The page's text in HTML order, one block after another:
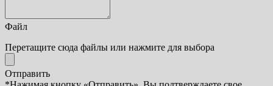
Файл
Перетащите сюда файлы или нажмите для выбора
Отправить